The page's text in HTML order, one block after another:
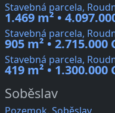
Stavebná parcela,
1.469 m² •
Stavebná parcela,
905 m² • 2.715.000
Stavebná parcela,
419 m² • 1.300.000
Soběslav